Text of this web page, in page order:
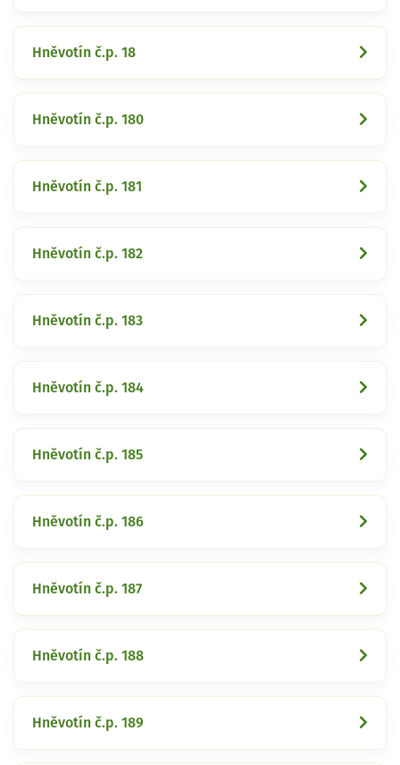
Hněvotín č.p. 18
Hněvotín č.p. 180
Hněvotín č.p. 181
Hněvotín č.p. 182
Hněvotín č.p. 183
Hněvotín č.p. 184
Hněvotín č.p. 185
Hněvotín č.p. 186
Hněvotín č.p. 187
Hněvotín č.p. 188
Hněvotín č.p. 189